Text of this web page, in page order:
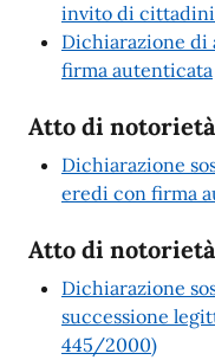
invito di
Dichiarazione di
firma autenticata
Atto di notorietà
Dichiarazione
eredi con firma
Atto di
Dichiarazione
successione
445/2000)